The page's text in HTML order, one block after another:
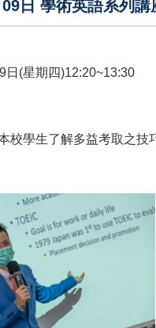
日 學術英語系列講
(星期四)12:20~13:30
校學生了解多益考取之技